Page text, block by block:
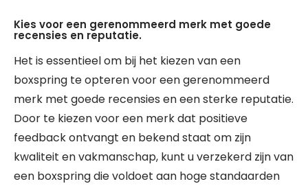
Kies voor een gerenommeerd merk met goede
recensies en reputatie.
Het is essentieel om bij het kiezen van een
boxspring te opteren voor een gerenommeerd
merk met goede recensies en een sterke reputatie.
Door te kiezen voor een merk dat positieve
feedback ontvangt en bekend staat om zijn
kwaliteit en vakmanschap, kunt u verzekerd zijn van
een boxspring die voldoet aan hoge standaarden